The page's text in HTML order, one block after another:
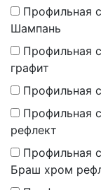
Профильная
Шампань
Профильная
графит
Профильная
Профильная
рефлект
Профильная
Браш хром